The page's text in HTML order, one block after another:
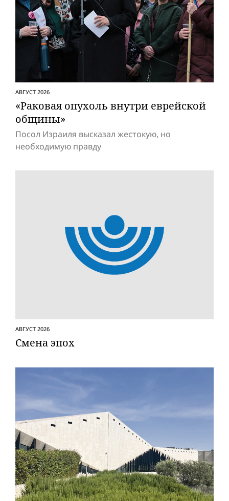
АВГУСТ 2026
«Раковая опухоль внутри еврейской
общины»
Посол Израиля высказал жестокую, но
необходимую правду
АВГУСТ 2026
Смена эпох